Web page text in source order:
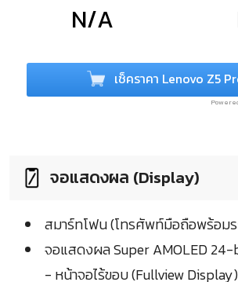
N/A
เช็คราคา Lenovo Z5
จอแสดงผล (Display)
สมาร์ทโฟน (โทรศัพท์มือถือพร้อม
จอแสดงผล Super AMOLED 24-
- หน้าจอไร้ขอบ (Fullview Display)